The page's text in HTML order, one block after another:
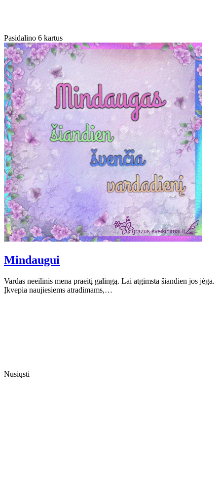
Pasidalino 6 kartus
Mindaugui
Vardas neeilinis mena praeitį galingą. Lai atgimsta šiandien jos jėga.
Įkvepia naujiesiems atradimams,…
Nusiųsti